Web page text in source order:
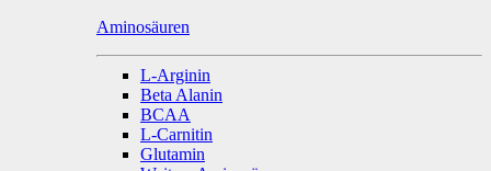
Aminosäuren
L-Arginin
Beta Alanin
BCAA
L-Carnitin
Glutamin